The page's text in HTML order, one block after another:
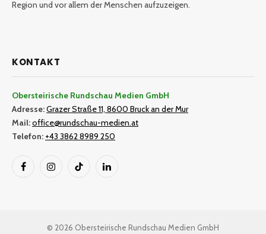
Region und vor allem der Menschen aufzuzeigen.
KONTAKT
Obersteirische Rundschau Medien GmbH
Adresse:Grazer Straße 11, 8600 Bruck an der Mur
Mail:office@rundschau-medien.at
Telefon: +43 3862 8989 250
FacebookInstagramTikTok LinkedIn
© 2026 Obersteirische Rundschau Medien GmbH